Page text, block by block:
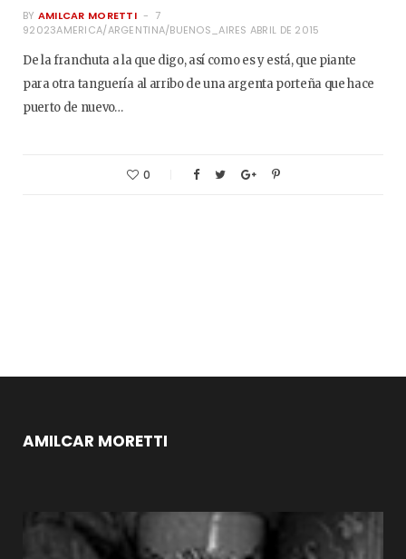
BY AMILCAR MORETTI
7
92023AMERICA/ARGENTINA/BUENOS_AIRES ABRIL DE 2015
De la franchuta a la que digo, así como es y está, que piante
para otra tanguería al arribo de una argenta porteña que hace
puerto de nuevo…
0
AMILCAR MORETTI